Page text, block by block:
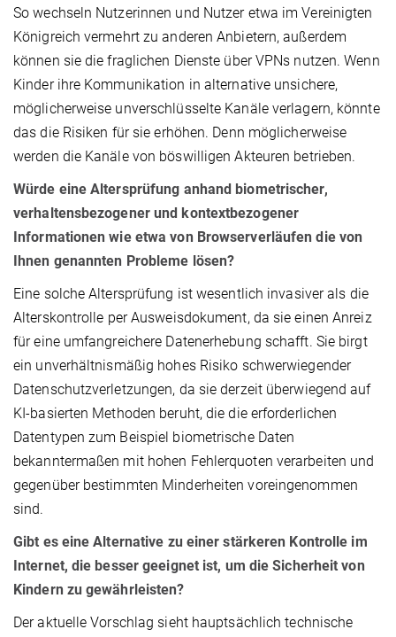
So wechseln Nutzerinnen und Nutzer etwa im Vereinigten
Königreich vermehrt zu anderen Anbietern, außerdem
können sie die fraglichen Dienste über VPNs nutzen. Wenn
Kinder ihre Kommunikation in alternative unsichere,
möglicherweise unverschlüsselte Kanäle verlagern, könnte
das die Risiken für sie erhöhen. Denn möglicherweise
werden die Kanäle von böswilligen Akteuren betrieben.
Würde eine Altersprüfung anhand biometrischer,
verhaltensbezogener und kontextbezogener
Informationen wie etwa von Browserverläufen die von
Ihnen genannten Probleme lösen?
Eine solche Altersprüfung ist wesentlich invasiver als die
Alterskontrolle per Ausweisdokument, da sie einen Anreiz
für eine umfangreichere Datenerhebung schafft. Sie birgt
ein unverhältnismäßig hohes Risiko schwerwiegender
Datenschutzverletzungen, da sie derzeit überwiegend auf
KI-basierten Methoden beruht, die die erforderlichen
Datentypen zum Beispiel biometrische Daten
bekanntermaßen mit hohen Fehlerquoten verarbeiten und
gegenüber bestimmten Minderheiten voreingenommen
sind.
Gibt es eine Alternative zu einer stärkeren Kontrolle im
Internet, die besser geeignet ist, um die Sicherheit von
Kindern zu gewährleisten?
Der aktuelle Vorschlag sieht hauptsächlich technische